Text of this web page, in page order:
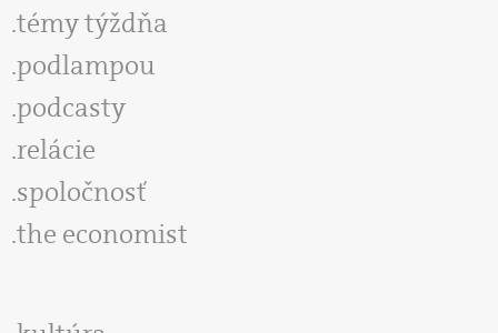
témy týždňa
podlampou
podcasty
relácie
spoločnosť
the economist